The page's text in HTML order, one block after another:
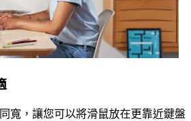
寬，讓您可以將滑鼠放在更靠近鍵盤